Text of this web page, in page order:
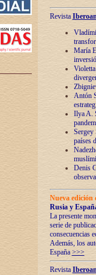
Revista
María
Antón
Ilya A.
Sergey
países
Denis
Nueva
Rusia y
La presente
serie de
consecuencias
Además, los
España >>>
Revista